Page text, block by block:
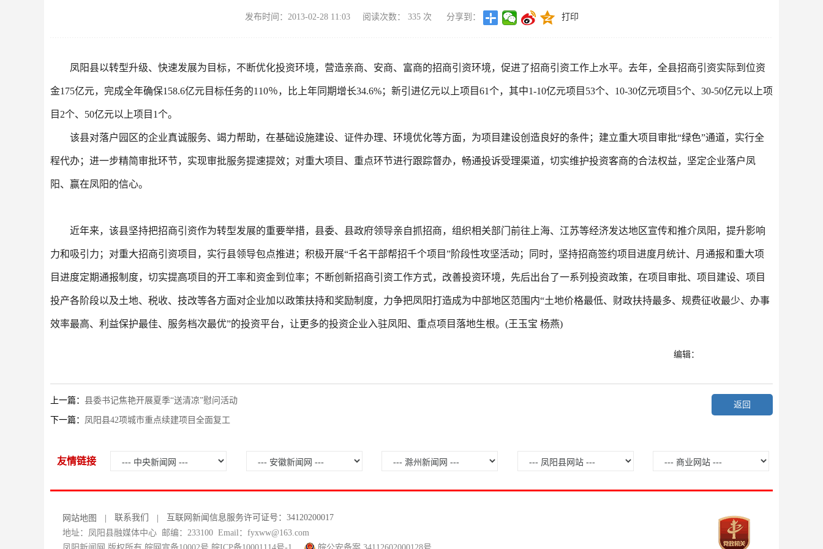
发布时间：2013-02-28 11:03 阅读次数： 335次 分享到： 打印
凤阳县以转型升级、快速发展为目标，不断优化投资环境，营造亲商、安商、富商的招商引资环境，促进了招商引资工作上水平。去年，全县招商引资实际到位资
金175亿元，完成全年确保158.6亿元目标任务的110％，比上年同期增长34.6%；新引进亿元以上项目61个，其中1-10亿元项目 53个、 10-30亿元项目 5个、 30-50亿元以上项
目 2个、 50亿元以上项目 1个。
该县对落户园区的企业真诚服务、竭力帮助，在基础设施建设、证件办理、环境优化等方面，为项目建设创造良好的条件；建立重大项目审批“绿色”通道，实行全
程代办；进一步精简审批环节，实现审批服务提速提效；对重大项目、重点环节进行跟踪督办，畅通投诉受理渠道，切实维护投资客商的合法权益，坚定企业落户凤
阳、赢在凤阳的信心。
近年来，该县坚持把招商引资作为转型发展的重要举措，县委、县政府领导亲自抓招商，组织相关部门前往上海、江苏等经济发达地区宣传和推介凤阳，提升影响
力和吸引力；对重大招商引资项目，实行县领导包点推进；积极开展“千名干部帮招千个项目”阶段性攻坚活动；同时，坚持招商签约项目进度月统计、月通报和重大项
目进度定期通报制度，切实提高项目的开工率和资金到位率；不断创新招商引资工作方式，改善投资环境，先后出台了一系列投资政策，在项目审批、项目建设、项目
投产各阶段以及土地、税收、技改等各方面对企业加以政策扶持和奖励制度，力争把凤阳打造成为中部地区范围内“土地价格最低、财政扶持最多、规费征收最少、办事
效率最高、利益保护最佳、服务档次最优”的投资平台，让更多的投资企业入驻凤阳、重点项目落地生根。 (王玉宝 杨燕)
编辑：
返回
上一篇： 县委书记焦艳开展夏季“送清凉”慰问活动
下一篇： 凤阳县42项城市重点续建项目全面复工
友情链接
网站地图 联系我们
互联网新闻信息服务许可证号：34120200017
地址：凤阳县融媒体中心 邮编：233100 Email：fyxww@163.com